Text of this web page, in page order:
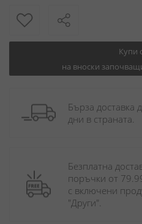
Купи
на вноски
Бърза доставка
дни в страната.
Безплатна
поръчки от
с включени
"Други".